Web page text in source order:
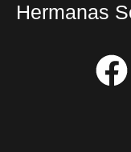
Hermanas